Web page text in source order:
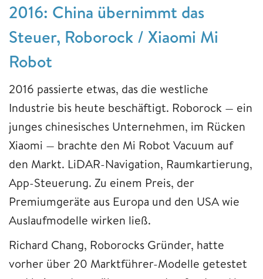
2016: China übernimmt das
Steuer, Roborock / Xiaomi Mi
Robot
2016 passierte etwas, das die westliche
Industrie bis heute beschäftigt. Roborock — ein
junges chinesisches Unternehmen, im Rücken
Xiaomi — brachte den Mi Robot Vacuum auf
den Markt. LiDAR-Navigation, Raumkartierung,
App-Steuerung. Zu einem Preis, der
Premiumgeräte aus Europa und den USA wie
Auslaufmodelle wirken ließ.
Richard Chang, Roborocks Gründer, hatte
vorher über 20 Marktführer-Modelle getestet